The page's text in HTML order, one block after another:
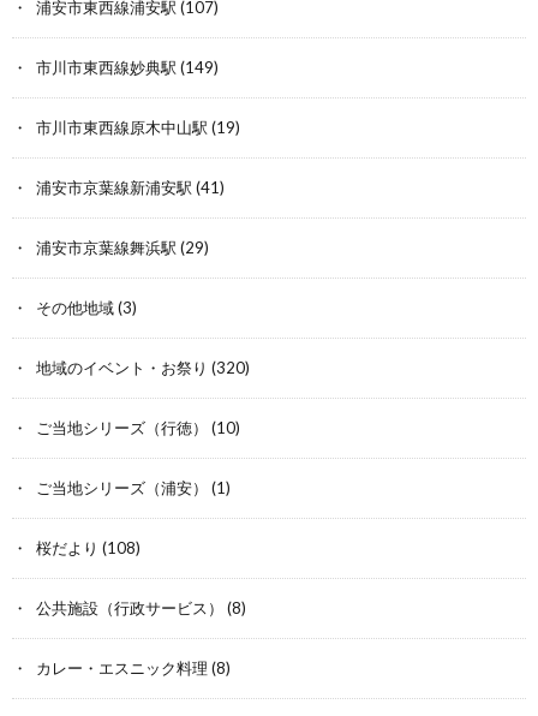
浦安市東西線浦安駅 (107)
市川市東西線妙典駅 (149)
市川市東西線原木中山駅 (19)
浦安市京葉線新浦安駅 (41)
浦安市京葉線舞浜駅 (29)
その他地域(3)
地域のイベント・お祭り (320)
ご当地シリーズ（行徳） (10)
ご当地シリーズ（浦安） (1)
桜だより (108)
公共施設（行政サービス） (8)
カレー・エスニック料理 (8)